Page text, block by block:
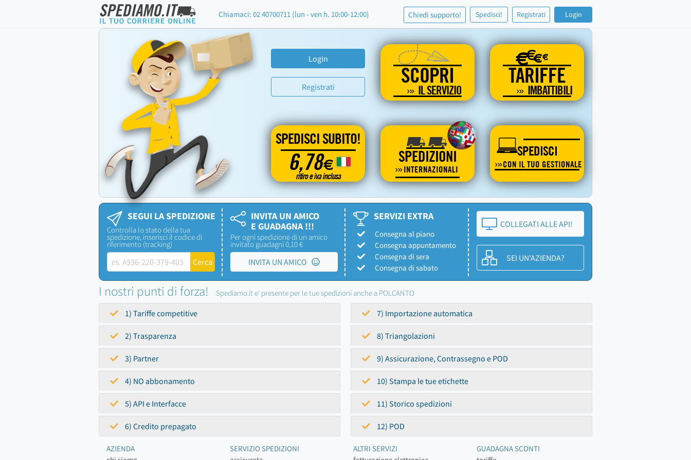
Chiamaci: 02 40700711 (lun - ven h. 10:00-12:00) Chiedi supporto! Spedisci! Registrati Login
Login
Registrati SCOPRI
IL SERVIZIO
€€€€
TARIFFE
IMBATTIBILI
SPEDISCI SUBITO!
6,78€
ritiro e iva inclusa
SPEDIZIONI
INTERNAZIONALI
SPEDISCI
CON IL TUO GESTIONALE
SEGUI LA SPEDIZIONE
Controlla lo stato della tua
spedizione, inserisci il codice di
riferimento (tracking)
INVITA UN AMICO
E GUADAGNA !!!
Per ogni spedizione di un amico
invitato guadagni 0,10 €
INVITA UN AMICO
SERVIZI EXTRA
Consegna al piano
Consegna appuntamento
Consegna di sera
Consegna di sabato
COLLEGATI ALLE API!
SEI UN'AZIENDA?
I nostri punti di forza! Spediamo.it e' presente per le tue spedizioni anche a POLCANTO
1) Tariffe competitive
2) Trasparenza
3) Partner
4) NO abbonamento
5) API e Interfacce
6) Credito prepagato
7) Importazione automatica
8) Triangolazioni
9) Assicurazione, Contrassegno e POD
10) Stampa le tue etichette
11) Storico spedizioni
12) POD
AZIENDA
SERVIZIO SPEDIZIONI
ALTRI SERVIZI
GUADAGNA SCONTI